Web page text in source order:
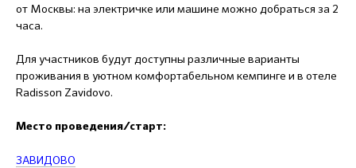
от Москвы: на электричке или машине можно добраться за 2
часа.
Для участников будут доступны различные варианты
проживания в уютном комфортабельном кемпинге и в отеле
Radisson Zavidovo.
Место проведения/старт:
ЗАВИДОВО